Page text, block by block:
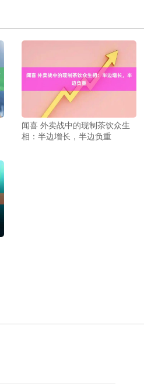
闻喜 外卖战中的现制茶饮众生
相：半边增长，半边负重